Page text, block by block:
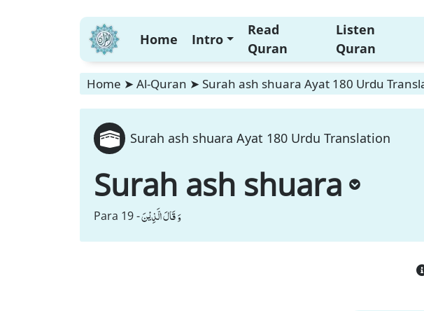
Home Intro
Read
Quran
Listen
Quran
Home ➤ Al-Quran ➤ Surah ash shuara Ayat 180 Urdu
Surah ash shuara Ayat 180 Urdu Translation
Surah ash shuara
Para 19 -وَ قَالَ الَّذِیْنَ